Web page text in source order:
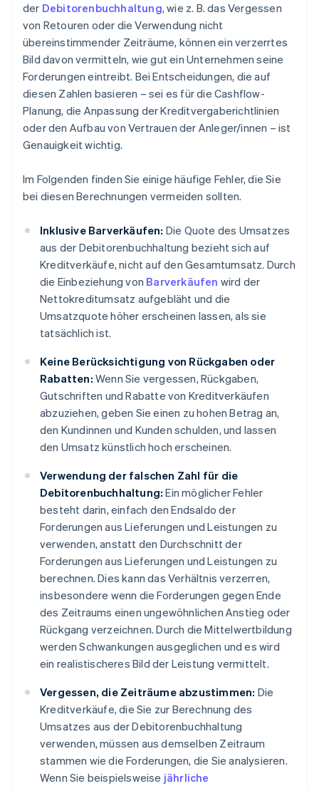
der Debitorenbuchhaltung, wie z. B. das Vergessen
von Retouren oder die Verwendung nicht
übereinstimmender Zeiträume, können ein verzerrtes
Bild davon vermitteln, wie gut ein Unternehmen seine
Forderungen eintreibt. Bei Entscheidungen, die auf
diesen Zahlen basieren – sei es für die Cashflow-
Planung, die Anpassung der Kreditvergaberichtlinien
oder den Aufbau von Vertrauen der Anleger/innen – ist
Genauigkeit wichtig.
Im Folgenden finden Sie einige häufige Fehler, die Sie
bei diesen Berechnungen vermeiden sollten.
Inklusive Barverkäufen: Die Quote des Umsatzes
aus der Debitorenbuchhaltung bezieht sich auf
Kreditverkäufe, nicht auf den Gesamtumsatz. Durch
die Einbeziehung von Barverkäufen wird der
Nettokreditumsatz aufgebläht und die
Umsatzquote höher erscheinen lassen, als sie
tatsächlich ist.
Keine Berücksichtigung von Rückgaben oder
Rabatten: Wenn Sie vergessen, Rückgaben,
Gutschriften und Rabatte von Kreditverkäufen
abzuziehen, geben Sie einen zu hohen Betrag an,
den Kundinnen und Kunden schulden, und lassen
den Umsatz künstlich hoch erscheinen.
Verwendung der falschen Zahl für die
Debitorenbuchhaltung: Ein möglicher Fehler
besteht darin, einfach den Endsaldo der
Forderungen aus Lieferungen und Leistungen zu
verwenden, anstatt den Durchschnitt der
Forderungen aus Lieferungen und Leistungen zu
berechnen. Dies kann das Verhältnis verzerren,
insbesondere wenn die Forderungen gegen Ende
des Zeitraums einen ungewöhnlichen Anstieg oder
Rückgang verzeichnen. Durch die Mittelwertbildung
werden Schwankungen ausgeglichen und es wird
ein realistischeres Bild der Leistung vermittelt.
Vergessen, die Zeiträume abzustimmen: Die
Kreditverkäufe, die Sie zur Berechnung des
Umsatzes aus der Debitorenbuchhaltung
verwenden, müssen aus demselben Zeitraum
stammen wie die Forderungen, die Sie analysieren.
Wenn Sie beispielsweise jährliche